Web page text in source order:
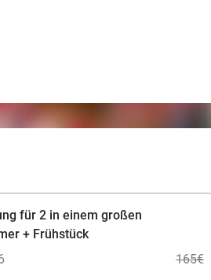
für 2 in einem großen
+ Frühstück
165€